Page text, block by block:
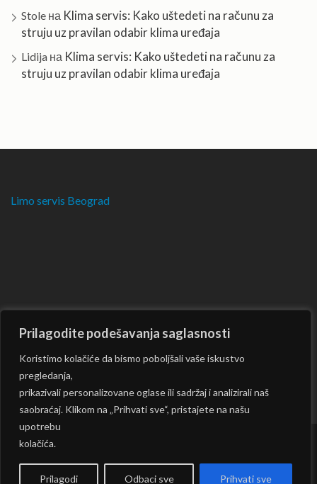
Prilagodite podešavanja saglasnosti
Koristimo kolačiće da bismo poboljšali vaše iskustvo
pregledanja,
prikazivali personalizovane oglase ili sadržaj i analizirali naš
saobraćaj. Klikom na „Prihvati sve“, pristajete na našu
upotrebu
kolačića.
Prilagodi Odbaci sve Prihvati sve
Stole на Klima servis: Kako uštedeti na računu za
struju uz pravilan odabir klima uređaja
Lidija на Klima servis: Kako uštedeti na računu za
struju uz pravilan odabir klima uređaja
Limo servis Beograd
Powered by: